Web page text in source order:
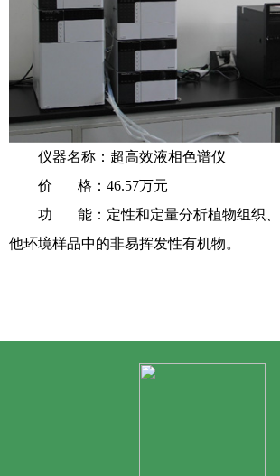
联系我们
仪器名称：超高效液相色谱仪
价 格：46.57万元
功 能：定性和定量分析植物组织、
他环境样品中的非易挥发性有机物。